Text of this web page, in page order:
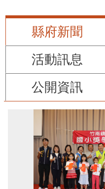
縣府新聞
活動訊息
公開資訊